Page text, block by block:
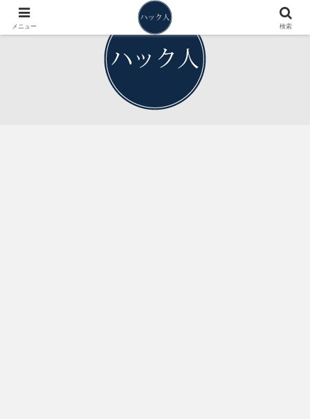
メニュー 検索